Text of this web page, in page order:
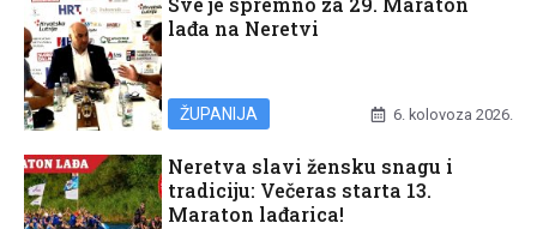
lađa na Neretvi
ŽUPANIJA 6. kolovoza 2026.
Neretva slavi žensku snagu i
tradiciju: Večeras starta 13.
Maraton lađarica!